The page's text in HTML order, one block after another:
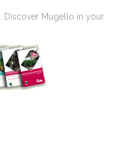
. Discover Mugello in your